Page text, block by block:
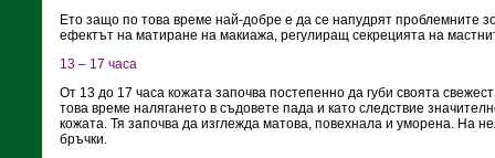
Ето защо по това време най-добре е да се напудрят проблемните
ефектът на матиране на макиажа, регулиращ секрецията на
13 – 17 часа
От 13 до 17 часа кожата започва постепенно да губи своята
това време налягането в съдовете пада и като следствие
кожата. Тя започва да изглежда матова, повехнала и уморена. На
бръчки.